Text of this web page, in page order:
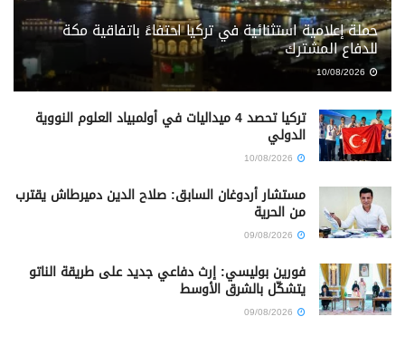
حملة إعلامية استثنائية في تركيا احتفاءً باتفاقية مكة
للدفاع المشترك
تركيا تحصد 4 ميداليات في أولمبياد العلوم النووية
الدولي
مستشار أردوغان السابق: صلاح الدين دميرطاش يقترب
من الحرية
فورين بوليسي: إرث دفاعي جديد على طريقة الناتو
يتشكّل بالشرق الأوسط